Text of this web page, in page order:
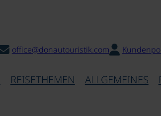
office@donautouristik.com
REISETHEMEN ALLGEMEINES